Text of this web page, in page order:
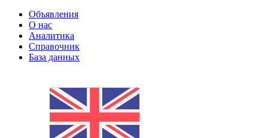
Объявления
О нас
Аналитика
Справочник
База данных